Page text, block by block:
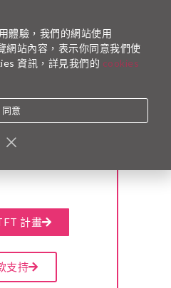
教
有孩子，不論出
計畫
支持
體驗，我們的網站使用
網站內容，表示你同意我們使
資訊，詳見我們的 cookies
同意